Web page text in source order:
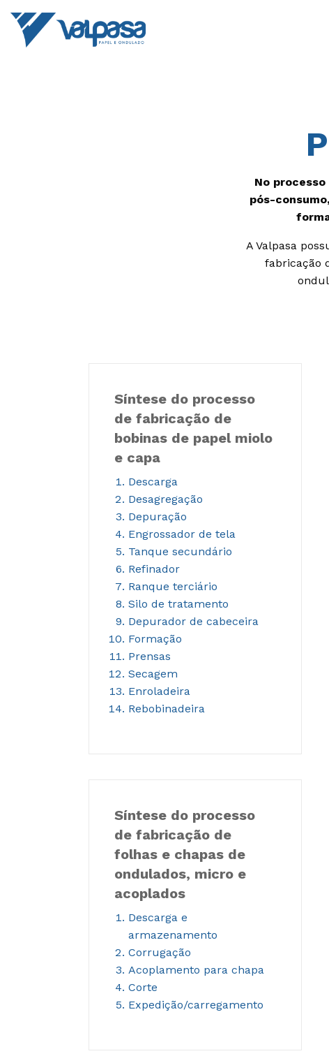
No
pós-
A Valpasa
fabricação
Síntese do processo
de fabricação de
bobinas de papel miolo
e capa
Descarga
Desagregação
Depuração
Engrossador de tela
Tanque secundário
Refinador
Ranque terciário
Silo de tratamento
Depurador de cabeceira
Formação
Prensas
Secagem
Enroladeira
Rebobinadeira
Síntese do processo
de fabricação de
folhas e chapas de
ondulados, micro e
acoplados
Descarga e
armazenamento
Corrugação
Acoplamento para chapa
Corte
Expedição/carregamento